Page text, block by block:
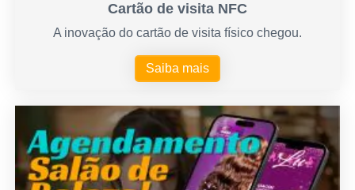
Cartão de visita NFC
A inovação do cartão de visita físico chegou.
Saiba mais